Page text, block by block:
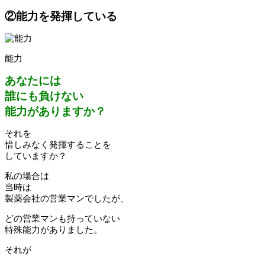
②能力を発揮している
能力
あなたには
誰にも負けない
能力がありますか？
それを
惜しみなく発揮することを
していますか？
私の場合は
当時は
製薬会社の営業マンでしたが、
どの営業マンも持っていない
特殊能力がありました。
それが